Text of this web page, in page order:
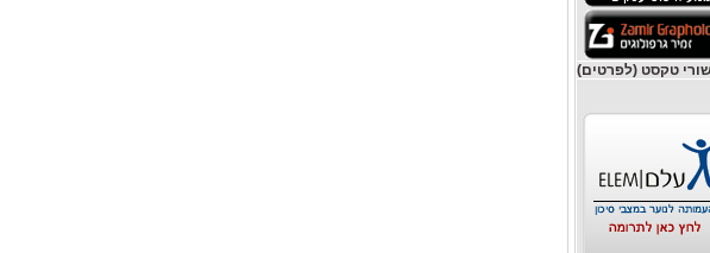
טקסט (לפרטים)